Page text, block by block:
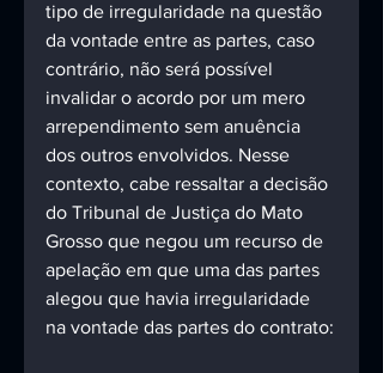
tipo de irregularidade na questão
da vontade entre as partes, caso
contrário, não será possível
invalidar o acordo por um mero
arrependimento sem anuência
dos outros envolvidos. Nesse
contexto, cabe ressaltar a decisão
do Tribunal de Justiça do Mato
Grosso que negou um recurso de
apelação em que uma das partes
alegou que havia irregularidade
na vontade das partes do contrato: